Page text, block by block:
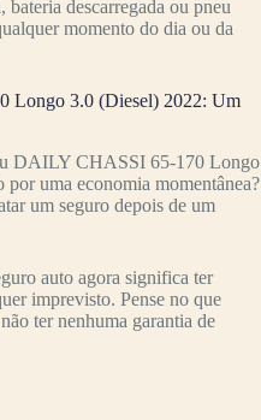
bateria descarregada ou pneu
momento do dia ou da
Longo 3.0 (Diesel) 2022: Um
DAILY CHASSI 65-170 Longo
uma economia momentânea?
um seguro depois de um
auto agora significa ter
imprevisto. Pense no que
ter nenhuma garantia de